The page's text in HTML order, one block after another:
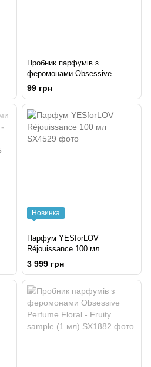
Пробник парфумів з
феромонами Obsessive
Perfume Floral - Spicy sample
(1 мл)
99 грн
Новинка
Парфум YESforLOV
Réjouissance 100 мл
3 999 грн